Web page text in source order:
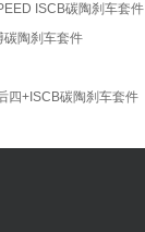
ISCB碳陶刹车套件
陶刹车套件
四+ISCB碳陶刹车套件